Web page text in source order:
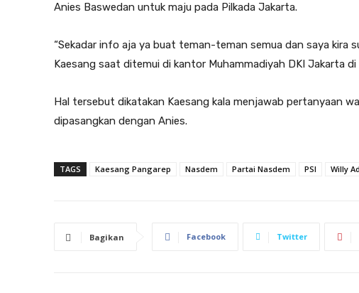
Anies Baswedan untuk maju pada Pilkada Jakarta.
“Sekadar info aja ya buat teman-teman semua dan saya kira
Kaesang saat ditemui di kantor Muhammadiyah DKI Jakarta
Hal tersebut dikatakan Kaesang kala menjawab pertanyaan
dipasangkan dengan Anies.
TAGS Kaesang Pangarep Nasdem Partai Nasdem PSI Willy
Bagikan Facebook Twitter